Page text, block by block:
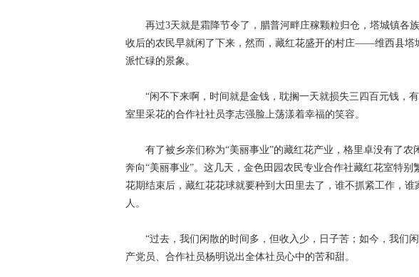
再过3天就是霜降节令了，腊普河畔庄稼颗粒归仓，塔城镇各
收后的农民早就闲了下来，然而，藏红花盛开的村庄——维西县塔
派忙碌的景象。
“闲不下来啊，时间就是金钱，耽搁一天就损失三四百元钱，
室里采花的合作社社员李志强脸上荡漾着幸福的笑容。
有了被乡亲们称为“美丽事业”的藏红花产业，格里卓没有了
奔向“美丽事业”。这几天，金色田园农民专业合作社藏红花室特
花期结束后，藏红花花球就要种到大田里去了，谁不抓紧工作，谁
人。
“过去，我们闲散的时间多，但收入少，日子苦；如今，我们
产党员、合作社员杨明说出全体社员心中的苦和甜。